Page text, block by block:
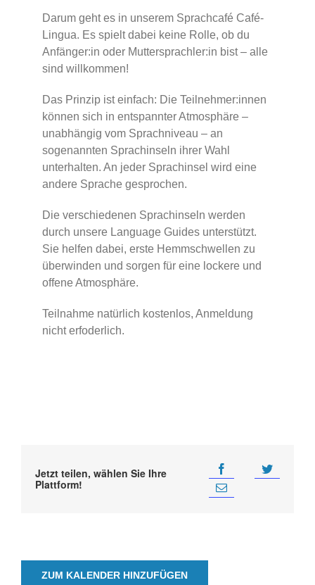
Darum geht es in unserem Sprachcafé Café-
Lingua. Es spielt dabei keine Rolle, ob du
Anfänger:in oder Muttersprachler:in bist – alle
sind willkommen!
Das Prinzip ist einfach: Die Teilnehmer:innen
können sich in entspannter Atmosphäre –
unabhängig vom Sprachniveau – an
sogenannten Sprachinseln ihrer Wahl
unterhalten. An jeder Sprachinsel wird eine
andere Sprache gesprochen.
Die verschiedenen Sprachinseln werden
durch unsere Language Guides unterstützt.
Sie helfen dabei, erste Hemmschwellen zu
überwinden und sorgen für eine lockere und
offene Atmosphäre.
Teilnahme natürlich kostenlos, Anmeldung
nicht erfoderlich.
Jetzt teilen, wählen Sie Ihre
Plattform!
ZUM KALENDER HINZUFÜGEN